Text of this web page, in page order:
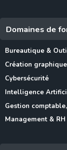
Domaines de
Bureautique &
Création
Cybersécurité
Intelligence
Gestion
Management & RH